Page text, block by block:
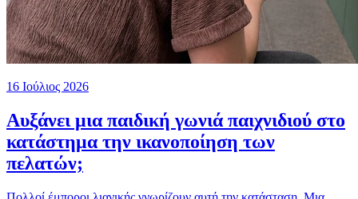
16 Ιούλιος 2026
Αυξάνει μια παιδική γωνιά παιχνιδιού στο
κατάστημα την ικανοποίηση των
πελατών;